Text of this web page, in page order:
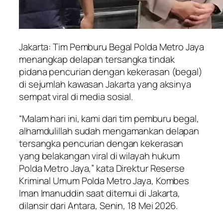
Jakarta: Tim Pemburu Begal Polda Metro Jaya
menangkap delapan tersangka tindak
pidana pencurian dengan kekerasan (begal)
di sejumlah kawasan Jakarta yang aksinya
sempat viral di media sosial.
“Malam hari ini, kami dari tim pemburu begal,
alhamdulillah sudah mengamankan delapan
tersangka pencurian dengan kekerasan
yang belakangan viral di wilayah hukum
Polda Metro Jaya,” kata Direktur Reserse
Kriminal Umum Polda Metro Jaya, Kombes
Iman Imanuddin saat ditemui di Jakarta,
dilansir dari Antara, Senin, 18 Mei 2026.